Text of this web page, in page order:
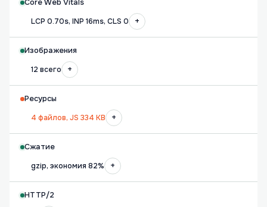
Core Web Vitals
LCP 0.70s, INP 16ms, CLS 0
+
Изображения
12 всего
+
Ресурсы
4 файлов, JS 334 KB
+
Сжатие
gzip, экономия 82%
+
HTTP/2